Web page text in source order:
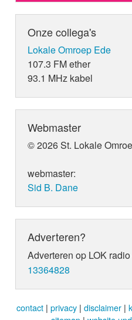
Onze collega's
Lokale Omroep Ede
107.3 FM ether
93.1 MHz kabel
Webmaster
© 2026 St. Lokale
webmaster:
Sid B. Dane
Adverteren?
Adverteren op LOK
13364828
contact | privacy | disclaimer |